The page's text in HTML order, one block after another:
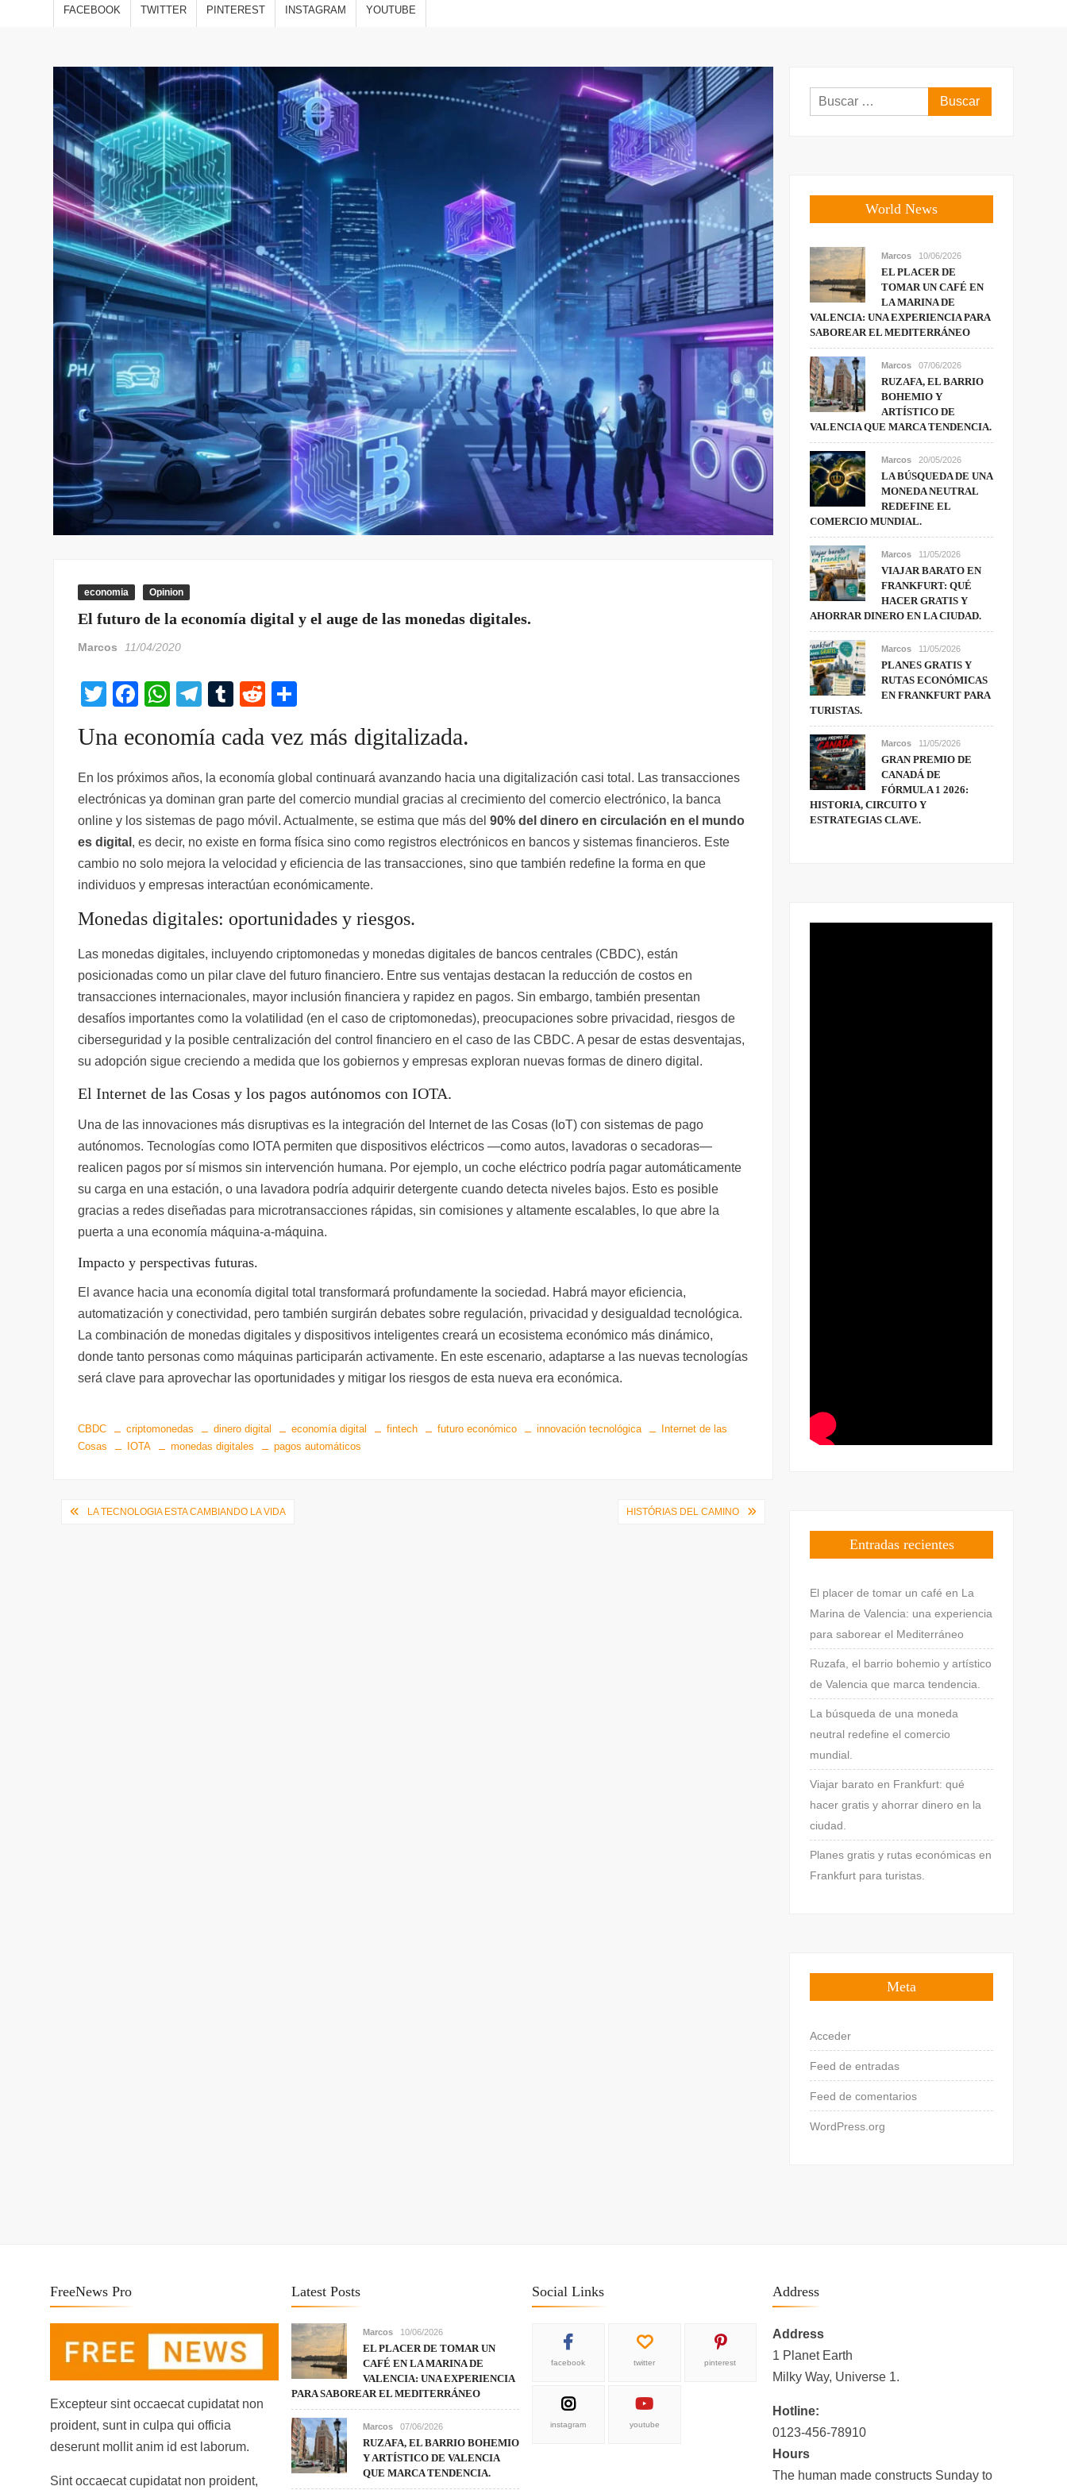
estilos de vida,
viajes y
FACEBOOK TWITTER PINTEREST INSTAGRAM YOUTUBE
economia Opinion
El futuro de la economía digital y el auge de las monedas digitales.
Marcos 11/04/2020
T
tt
er
F
c
e
b
o
o
k
W
at
s
A
p
p
T
e
gr
a
m
T
m
bl
r
R
d
di
t
m
p
ar
tir
Una economía cada vez más digitalizada.
En los próximos años, la economía global continuará avanzando hacia una digitalización casi total. Las transacciones
electrónicas ya dominan gran parte del comercio mundial gracias al crecimiento del comercio electrónico, la banca
online y los sistemas de pago móvil. Actualmente, se estima que más del90% del dinero en circulación en el mundo
es digital , es decir, no existe en forma física sino como registros electrónicos en bancos y sistemas financieros. Este
cambio no solo mejora la velocidad y eficiencia de las transacciones, sino que también redefine la forma en que
individuos y empresas interactúan económicamente.
Monedas digitales: oportunidades y riesgos.
Las monedas digitales, incluyendo criptomonedas y monedas digitales de bancos centrales (CBDC), están
posicionadas como un pilar clave del futuro financiero. Entre sus ventajas destacan la reducción de costos en
transacciones internacionales, mayor inclusión financiera y rapidez en pagos. Sin embargo, también presentan
desafíos importantes como la volatilidad (en el caso de criptomonedas), preocupaciones sobre privacidad, riesgos de
ciberseguridad y la posible centralización del control financiero en el caso de las CBDC. A pesar de estas desventajas,
su adopción sigue creciendo a medida que los gobiernos y empresas exploran nuevas formas de dinero digital.
El Internet de las Cosas y los pagos autónomos con IOTA.
Una de las innovaciones más disruptivas es la integración del Internet de las Cosas (IoT) con sistemas de pago
autónomos. Tecnologías como IOTA permiten que dispositivos eléctricos —como autos, lavadoras o secadoras—
realicen pagos por sí mismos sin intervención humana. Por ejemplo, un coche eléctrico podría pagar automáticamente
su carga en una estación, o una lavadora podría adquirir detergente cuando detecta niveles bajos. Esto es posible
gracias a redes diseñadas para microtransacciones rápidas, sin comisiones y altamente escalables, lo que abre la
puerta a una economía máquina-a-máquina.
Impacto y perspectivas futuras.
El avance hacia una economía digital total transformará profundamente la sociedad. Habrá mayor eficiencia,
automatización y conectividad, pero también surgirán debates sobre regulación, privacidad y desigualdad tecnológica.
La combinación de monedas digitales y dispositivos inteligentes creará un ecosistema económico más dinámico,
donde tanto personas como máquinas participarán activamente. En este escenario, adaptarse a las nuevas tecnologías
será clave para aprovechar las oportunidades y mitigar los riesgos de esta nueva era económica.
CBDC criptomonedas dinero digital economía digital fintech futuro económico innovación tecnológica
Internet de las
Cosas
IOTA monedas digitales pagos automáticos
Navegación
LA TECNOLOGIA ESTA CAMBIANDO LA VIDA HISTÓRIAS DEL CAMINO
Buscar:
World News
Marcos 10/06/2026
EL PLACER DE
TOMAR UN CAFÉ EN
LA MARINA DE
VALENCIA: UNA EXPERIENCIA PARA
SABOREAR EL MEDITERRÁNEO
Marcos 07/06/2026
RUZAFA, EL BARRIO
BOHEMIO Y
ARTÍSTICO DE
VALENCIA QUE MARCA TENDENCIA.
Marcos 20/05/2026
LA BÚSQUEDA DE UNA
MONEDA NEUTRAL
REDEFINE EL
COMERCIO MUNDIAL.
Marcos 11/05/2026
VIAJAR BARATO EN
FRANKFURT: QUÉ
HACER GRATIS Y
AHORRAR DINERO EN LA CIUDAD.
Marcos 11/05/2026
PLANES GRATIS Y
RUTAS ECONÓMICAS
EN FRANKFURT PARA
TURISTAS.
Marcos 11/05/2026
GRAN PREMIO DE
CANADÁ DE
FÓRMULA 1 2026:
HISTORIA, CIRCUITO Y
ESTRATEGIAS CLAVE.
Entradas recientes
El placer de tomar un café en La
Marina de Valencia: una experiencia
para saborear el Mediterráneo
Ruzafa, el barrio bohemio y artístico
de Valencia que marca tendencia.
La búsqueda de una moneda
neutral redefine el comercio
mundial.
Viajar barato en Frankfurt: qué
hacer gratis y ahorrar dinero en la
ciudad.
Planes gratis y rutas económicas en
Frankfurt para turistas.
Meta
Acceder
Feed de entradas
Feed de comentarios
WordPress.org
FreeNews Pro
Excepteur sint occaecat cupidatat non
proident, sunt in culpa qui officia
deserunt mollit anim id est laborum.
Sint occaecat cupidatat non proident,
Latest Posts
Marcos 10/06/2026
EL PLACER DE TOMAR UN
CAFÉ EN LA MARINA DE
VALENCIA: UNA EXPERIENCIA
PARA SABOREAR EL MEDITERRÁNEO
Marcos 07/06/2026
RUZAFA, EL BARRIO BOHEMIO
Y ARTÍSTICO DE VALENCIA
QUE MARCA TENDENCIA.
Social Links
facebook twitter pinterest
instagram youtube
Address
Address
1 Planet Earth
Milky Way, Universe 1.
Hotline:
0123-456-78910
Hours
The human made constructs Sunday to